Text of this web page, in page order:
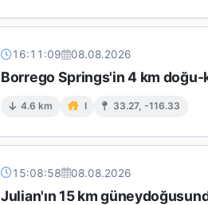
16:11:09 08.08.2026
Borrego Springs'in 4 km
4.6 km I 33.27, -116.33
15:08:58 08.08.2026
Julian'ın 15 km